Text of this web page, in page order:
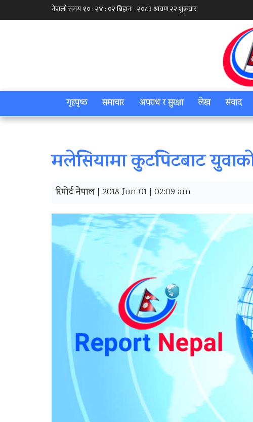
गृहपृष्‍ठ समाचार अपराध र सुरक्षा लेख संवाद
मलेसियामा कुटपिटबाट
रिपोर्ट नेपाल | 2018 Jun 01 | 02:09 am